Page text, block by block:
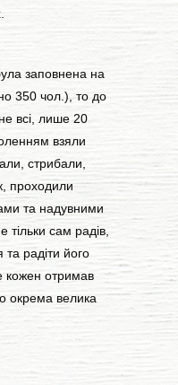
заповнена на
350 чол.), то до
всі, лише 20
взяли
стрибали,
проходили
та надувними
сам радів,
та радіти його
кожен отримав
окрема велика